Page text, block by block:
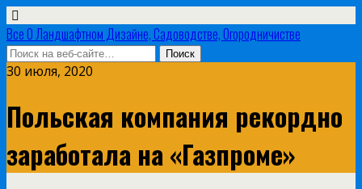
Все О Ландшафтном Дизайне, Садоводстве, Огородничистве
30 июля, 2020
Польская компания рекордно
заработала на «Газпроме»